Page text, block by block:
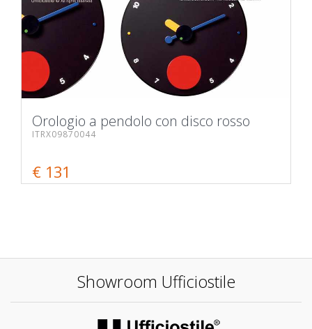
Orologio a pendolo con disco rosso
ITRX09870044
€ 131
Showroom Ufficiostile